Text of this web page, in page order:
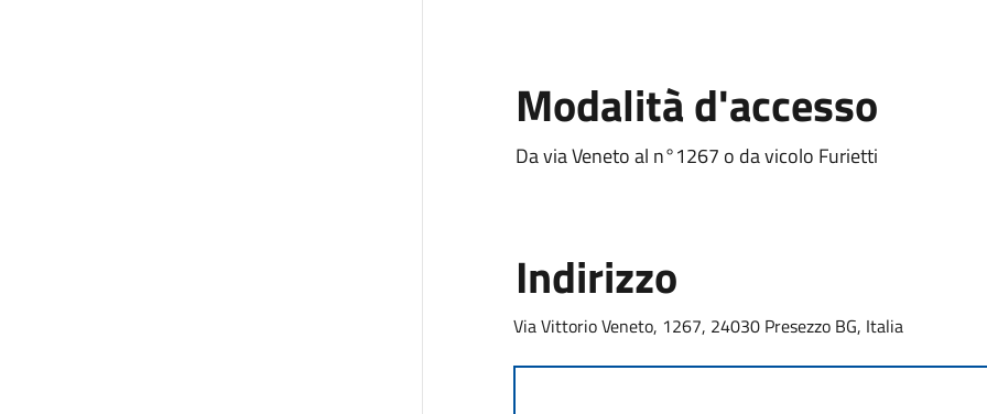
Modalità d'accesso
Da via Veneto al n°1267 o da vicolo Furietti
Indirizzo
Via Vittorio Veneto, 1267, 24030 Presezzo BG, Italia